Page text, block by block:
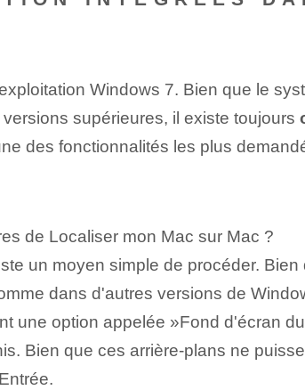
Windows 7.⁢ Bien que le
supérieures, il existe toujours
des fonctionnalités les plus
de Localiser mon Mac sur Mac ?
un moyen simple de procéder.
dans d'autres versions de
une option appelée ⁤»Fond d'écran
Bien que ces arrière-plans ne
Entrée.